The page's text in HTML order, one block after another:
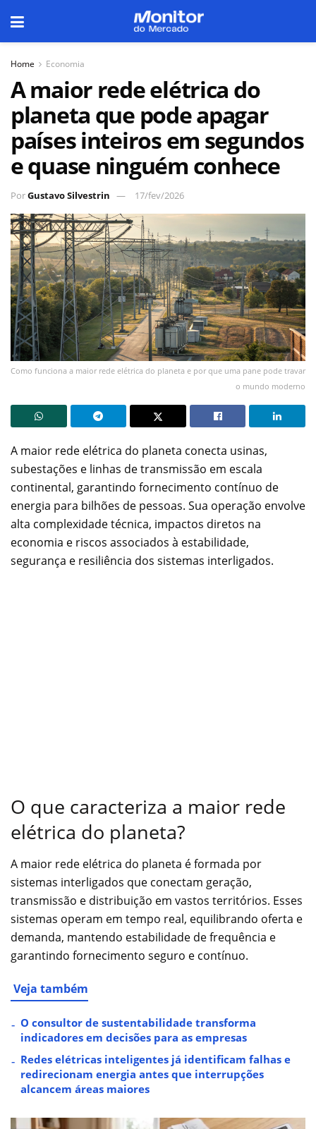
Home Economia
A maior rede elétrica do
planeta que pode apagar
países inteiros em segundos
e quase ninguém conhece
PorGustavo Silvestrin 17/fev/2026
Como funciona a maior rede elétrica do planeta e por que uma pane pode travar
o mundo moderno
A maior rede elétrica do planeta conecta usinas,
subestações e linhas de transmissão em escala
continental, garantindo fornecimento contínuo de
energia para bilhões de pessoas. Sua operação envolve
alta complexidade técnica, impactos diretos na
economia e riscos associados à estabilidade,
segurança e resiliência dos sistemas interligados.
O que caracteriza a maior rede
elétrica do planeta?
A maior rede elétrica do planeta é formada por
sistemas interligados que conectam geração,
transmissão e distribuição em vastos territórios. Esses
sistemas operam em tempo real, equilibrando oferta e
demanda, mantendo estabilidade de frequência e
garantindo fornecimento seguro e contínuo.
Veja também
O consultor de sustentabilidade transforma
indicadores em decisões para as empresas
Redes elétricas inteligentes já identificam falhas e
redirecionam energia antes que interrupções
alcancem áreas maiores